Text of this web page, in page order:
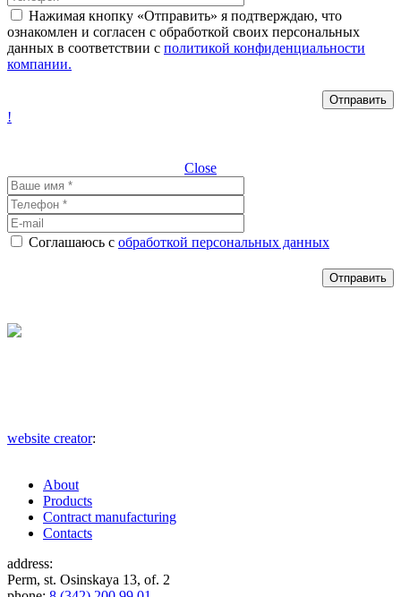
Нажимая кнопку «Отправить» я подтверждаю, что
ознакомлен и согласен с обработкой своих персональных
данных в соответствии с политикой конфиденциальности
компании.
!
Close
Соглашаюсь с обработкой персональных данных
website creator:
About
Products
Contract manufacturing
Contacts
address:
Perm, st. Osinskaya 13, of. 2